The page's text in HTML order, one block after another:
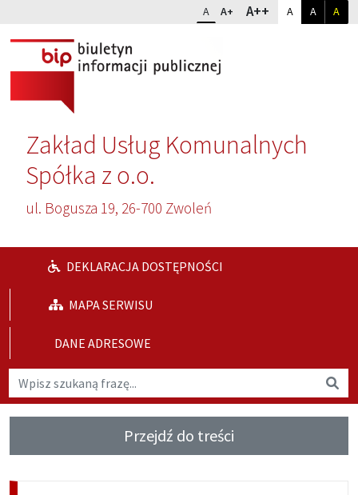
Zmień rozmiar czcionki
A rozmiar standardowy
A+ rozmiar powiększony
A++rozmiar
Dopasuj
A kontrast
A A
Zakład Usług Komunalnych
Spółka z o.o.
ul. Bogusza 19, 26-700 Zwoleń
DEKLARACJA DOSTĘPNOŚCI
MAPA SERWISU
DANE ADRESOWE
Wyszukaj na stronie
Przejdź do treści